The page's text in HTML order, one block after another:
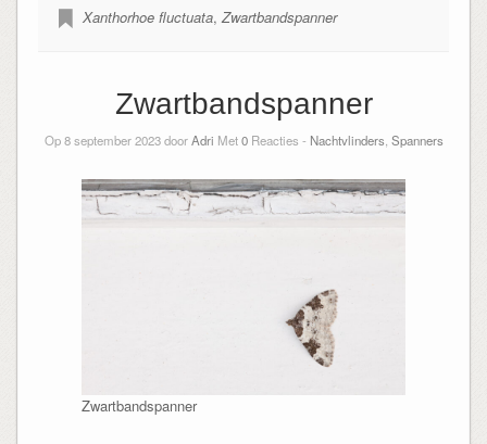
Xanthorhoe fluctuata,Zwartbandspanner
Zwartbandspanner
Op 8 september 2023 doorAdri Met0Reacties - Nachtvlinders Spanners
Zwartbandspanner